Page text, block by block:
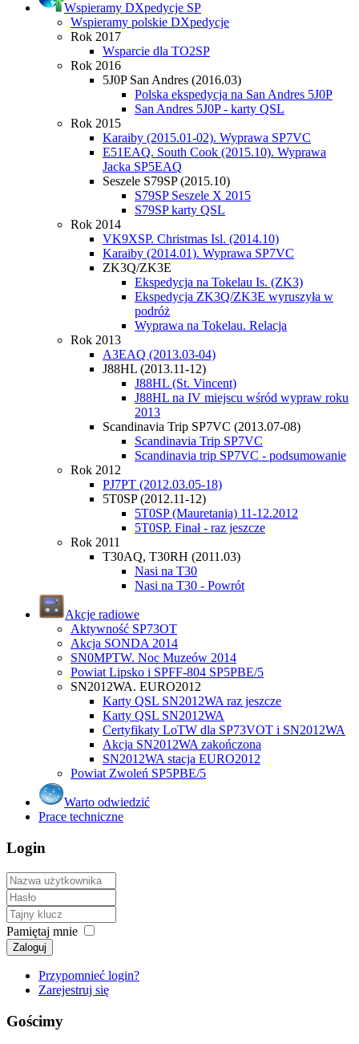
Wspieramy DXpedycje SP
Wspieramy polskie DXpedycje
Rok 2017
Wsparcie dla TO2SP
Rok 2016
5J0P San Andres (2016.03)
Polska ekspedycja na San Andres 5J0P
San Andres 5J0P - karty QSL
Rok 2015
Karaiby (2015.01-02). Wyprawa SP7VC
E51EAQ. South Cook (2015.10). Wyprawa
Jacka SP5EAQ
Seszele S79SP (2015.10)
S79SP Seszele X 2015
S79SP karty QSL
Rok 2014
VK9XSP. Christmas Isl. (2014.10)
Karaiby (2014.01). Wyprawa SP7VC
ZK3Q/ZK3E
Ekspedycja na Tokelau Is. (ZK3)
Ekspedycja ZK3Q/ZK3E wyruszyła w
podróż
Wyprawa na Tokelau. Relacja
Rok 2013
A3EAQ (2013.03-04)
J88HL (2013.11-12)
J88HL (St. Vincent)
J88HL na IV miejscu wśród wypraw roku
2013
Scandinavia Trip SP7VC (2013.07-08)
Scandinavia Trip SP7VC
Scandinavia trip SP7VC - podsumowanie
Rok 2012
PJ7PT (2012.03.05-18)
5T0SP (2012.11-12)
5T0SP (Mauretania) 11-12.2012
5T0SP. Finał - raz jeszcze
Rok 2011
T30AQ, T30RH (2011.03)
Nasi na T30
Nasi na T30 - Powrót
Akcje radiowe
Aktywność SP73OT
Akcja SONDA 2014
SN0MPTW. Noc Muzeów 2014
Powiat Lipsko i SPFF-804 SP5PBE/5
SN2012WA. EURO2012
Karty QSL SN2012WA raz jeszcze
Karty QSL SN2012WA
Certyfikaty LoTW dla SP73VOT i SN2012WA
Akcja SN2012WA zakończona
SN2012WA stacja EURO2012
Powiat Zwoleń SP5PBE/5
Warto odwiedzić
Prace techniczne
Login
Pamiętaj mnie
Zaloguj
Przypomnieć login?
Zarejestruj się
Gościmy